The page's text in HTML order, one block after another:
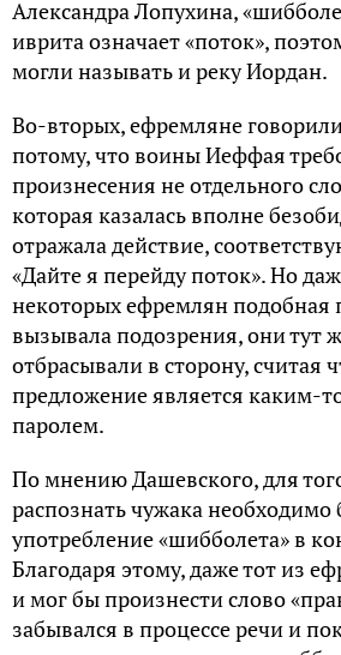
Александра Лопухина,
иврита означает «поток»,
могли называть и реку Иордан.
Во-вторых, ефремляне
потому, что воины Иеффая
произнесения не отдельного
которая казалась вполне
отражала действие,
«Дайте я перейду поток». Но
некоторых ефремлян подобная
вызывала подозрения, они тут
отбрасывали в сторону, считая
предложение является каким-
паролем.
По мнению Дашевского, для
распознать чужака необходимо
употребление «шибболета» в
Благодаря этому, даже тот из
и мог бы произнести слово
забывался в процессе речи и